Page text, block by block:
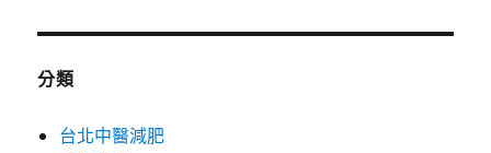
分類
台北中醫減肥